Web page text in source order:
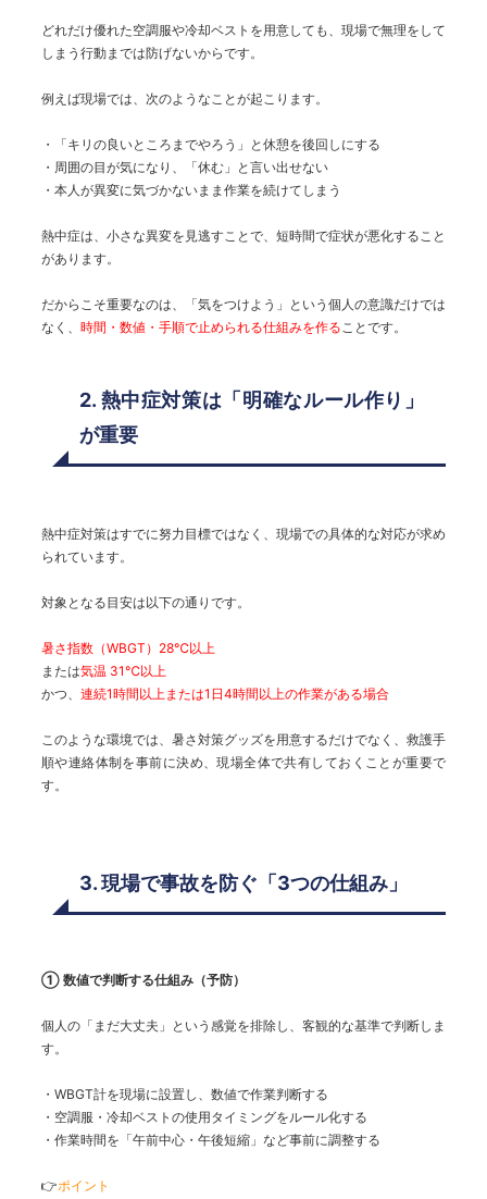
どれだけ優れた空調服や冷却ベストを用意しても、現場で無理をして
しまう行動までは防げないからです。
例えば現場では、次のようなことが起こります。
・「キリの良いところまでやろう」と休憩を後回しにする
・周囲の目が気になり、「休む」と言い出せない
・本人が異変に気づかないまま作業を続けてしまう
熱中症は、小さな異変を見逃すことで、短時間で症状が悪化すること
があります。
だからこそ重要なのは、「気をつけよう」という個人の意識だけでは
なく、 時間・数値・手順で止められる仕組みを作ることです。
2. 熱中症対策は「明確なルール作り」
が重要
熱中症対策はすでに努力目標ではなく、現場での具体的な対応が求め
られています。
対象となる目安は以下の通りです。
暑さ指数（WBGT）28℃以上
または気温 31℃以上
かつ、 連続1時間以上または1日4時間以上の作業がある場合
このような環境では、暑さ対策グッズを用意するだけでなく、救護手
順や連絡体制を事前に決め、現場全体で共有しておくことが重要で
す。
3. 現場で事故を防ぐ「3つの仕組み」
① 数値で判断する仕組み（予防）
個人の「まだ大丈夫」という感覚を排除し、客観的な基準で判断しま
す。
・WBGT計を現場に設置し、数値で作業判断する
・空調服・冷却ベストの使用タイミングをルール化する
・作業時間を「午前中心・午後短縮」など事前に調整する
👉ポイント